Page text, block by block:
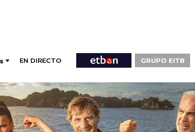
EN DIRECTO GRUPO EITB